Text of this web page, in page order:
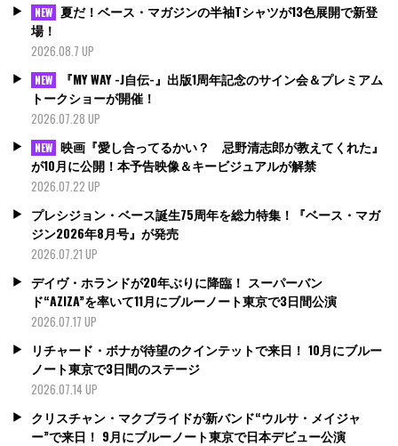
NEW 夏だ！ベース・マガジンの半袖Tシャツが13色展開で新登
場！
2026.08.7 UP
NEW
『MY WAY -J自伝-』出版1周年記念のサイン会＆プレミアム
トークショーが開催！
2026.07.28 UP
NEW 映画『愛し合ってるかい？ 忌野清志郎が教えてくれた』
が10月に公開！本予告映像＆キービジュアルが解禁
2026.07.22 UP
プレシジョン・ベース誕生75周年を総力特集！『ベース・マガ
ジン2026年8月号』が発売
2026.07.21 UP
デイヴ・ホランドが20年ぶりに降臨！ スーパーバン
ド“AZIZA”を率いて11月にブルーノート東京で3日間公演
2026.07.17 UP
リチャード・ボナが待望のクインテットで来日！ 10月にブルー
ノート東京で3日間のステージ
2026.07.14 UP
クリスチャン・マクブライドが新バンド“ウルサ・メイジャ
ー”で来日！ 9月にブルーノート東京で日本デビュー公演